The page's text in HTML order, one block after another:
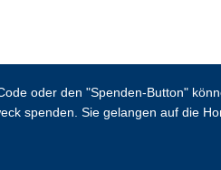
oder den "Spenden-Button"
spenden. Sie gelangen auf die